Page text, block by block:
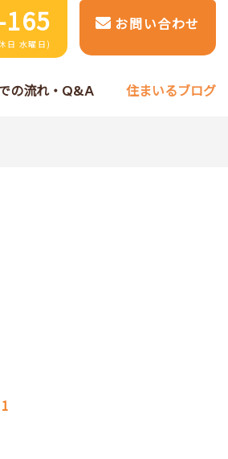
日 水曜日)
お問い合わせ
の流れ・Q&A 住まいるブログ